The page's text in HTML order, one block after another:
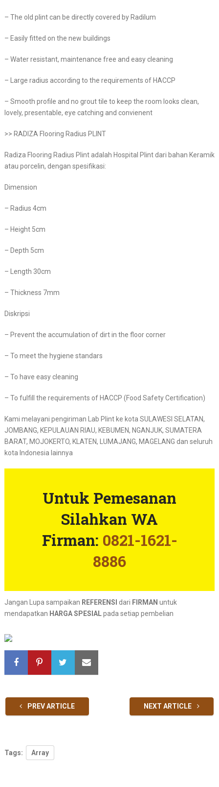
– The old plint can be directly covered by Radilum
– Easily fitted on the new buildings
– Water resistant, maintenance free and easy cleaning
– Large radius according to the requirements of HACCP
– Smooth profile and no grout tile to keep the room looks clean,
lovely, presentable, eye catching and convienent
>> RADIZA Flooring Radius PLINT
Radiza Flooring Radius Plint adalah Hospital Plint dari bahan Keramik
atau porcelin, dengan spesifikasi:
Dimension
– Radius 4cm
– Height 5cm
– Depth 5cm
– Length 30cm
– Thickness 7mm
Diskripsi
– Prevent the accumulation of dirt in the floor corner
– To meet the hygiene standars
– To have easy cleaning
– To fulfill the requirements of HACCP (Food Safety Certification)
Kami melayani pengiriman Lab Plint ke kota SULAWESI SELATAN,
JOMBANG, KEPULAUAN RIAU, KEBUMEN, NGANJUK, SUMATERA
BARAT, MOJOKERTO, KLATEN, LUMAJANG, MAGELANG dan seluruh
kota Indonesia lainnya
Untuk Pemesanan
Silahkan WA
Firman: 0821-1621-
8886
Jangan Lupa sampaikan REFERENSI dari FIRMAN untuk
mendapatkan HARGA SPESIALpada setiap pembelian
PREV ARTICLE NEXT ARTICLE
Tags: Array